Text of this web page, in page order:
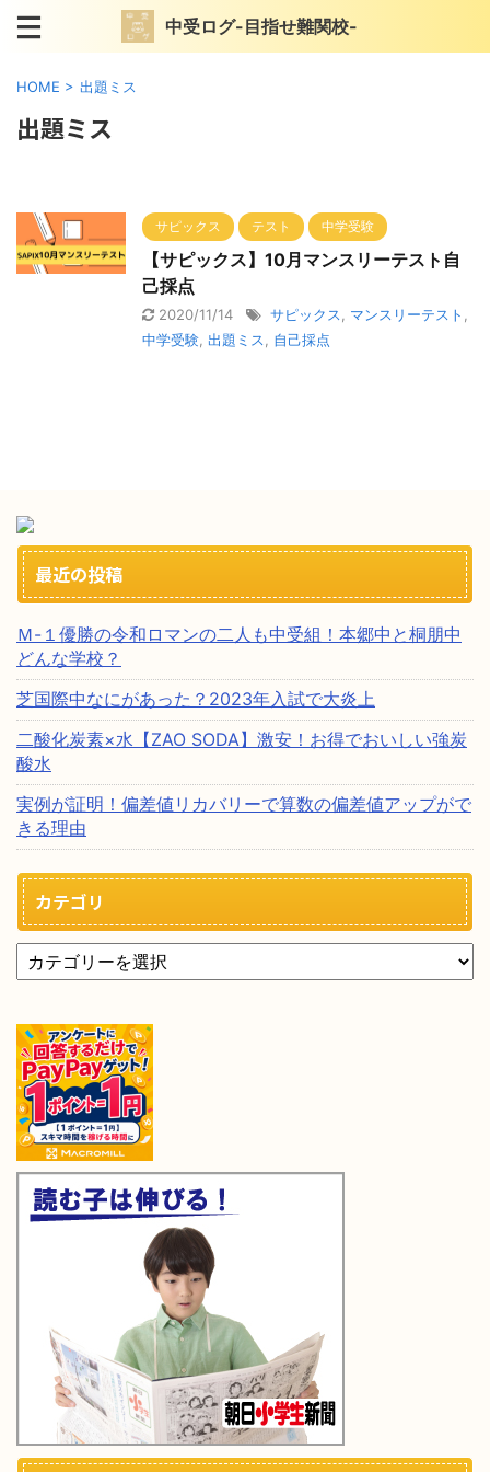
中受ログ-目指せ難関校-
HOME > 出題ミス
出題ミス
サピックス テスト 中学受験
【サピックス】10月マンスリーテスト自
己採点
2020/11/14 サピックス マンスリーテスト
中学受験 出題ミス 自己採点
最近の投稿
Ｍ-１優勝の令和ロマンの二人も中受組！本郷中と桐朋中
どんな学校？
芝国際中なにがあった？2023年入試で大炎上
二酸化炭素×水【ZAO SODA】激安！お得でおいしい強炭
酸水
実例が証明！偏差値リカバリーで算数の偏差値アップがで
きる理由
カテゴリ